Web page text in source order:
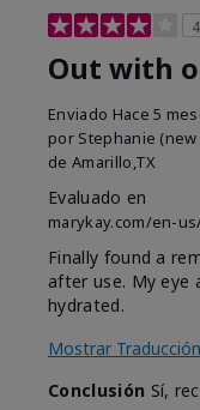
4
Out with
Enviado Hace 5
por Stephanie
de Amarillo,TX
Evaluado en
marykay.com/en-
Finally found a
after use. My
hydrated.
Mostrar Traducción
Conclusión Sí,